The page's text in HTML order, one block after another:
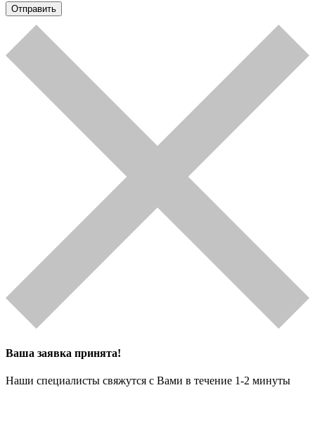
Ваша заявка принята!
Наши специалисты свяжутся с Вами в течение 1-2 минуты